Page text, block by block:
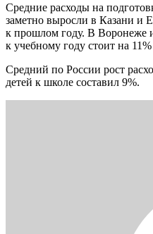
Средние расходы на
заметно выросли в Казани и
к прошлом году. В Воронеже
к учебному году стоит на
Средний по России рост
детей к школе составил 9%.